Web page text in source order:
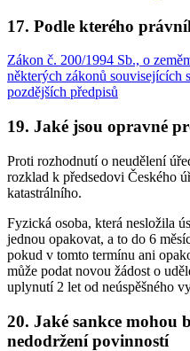
17. Podle kterého
Zákon č. 200/1994 Sb., o
některých zákonů souvisejících
pozdějších předpisů
19. Jaké jsou opravné
Proti rozhodnutí o neudělení
rozklad k předsedovi Českého
katastrálního.
Fyzická osoba, která nesložila
jednou opakovat, a to do 6
pokud v tomto termínu ani
může podat novou žádost o
uplynutí 2 let od neúspěšného
20. Jaké sankce mohou
nedodržení povinností